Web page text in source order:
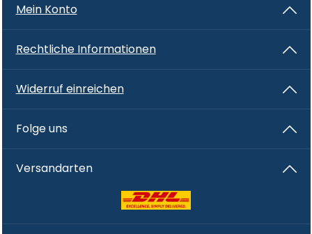
Mein Konto
Rechtliche Informationen
Widerruf einreichen
Folge uns
Versandarten